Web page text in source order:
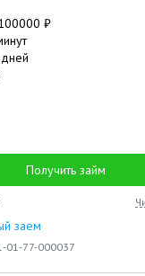
₽
дней
Получить займ
заем
01-77-000037